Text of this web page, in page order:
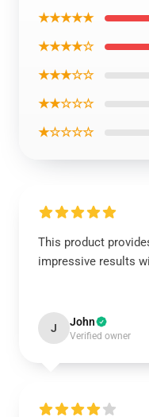
★★★★★
★★★★☆
★★★☆☆
★★☆☆☆
★☆☆☆☆
This product
impressive results
J John
Verified owner